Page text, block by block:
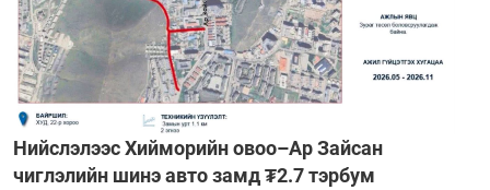
Нийслэлээс Хийморийн овоо–Ар Зайсан
чиглэлийн шинэ авто замд ₮2.7 тэрбум